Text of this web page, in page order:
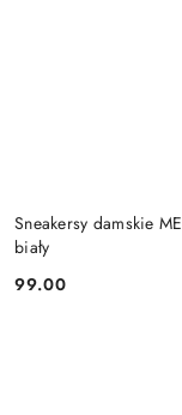
Sneakersy damskie
biały
Cena:
99.00